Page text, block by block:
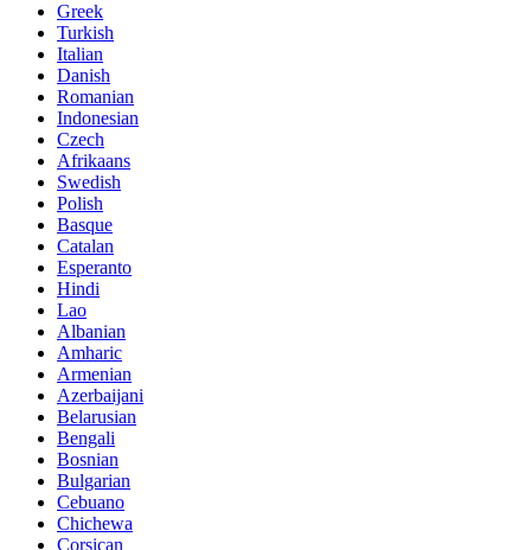
Greek
Turkish
Italian
Danish
Romanian
Indonesian
Czech
Afrikaans
Swedish
Polish
Basque
Catalan
Esperanto
Hindi
Lao
Albanian
Amharic
Armenian
Azerbaijani
Belarusian
Bengali
Bosnian
Bulgarian
Cebuano
Chichewa
Corsican